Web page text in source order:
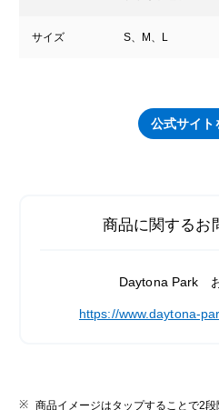
サイズ S、M、L
公式サイト
商品に関するお
Daytona Park
https://www.daytona-
商品イメージはタップすることで2段